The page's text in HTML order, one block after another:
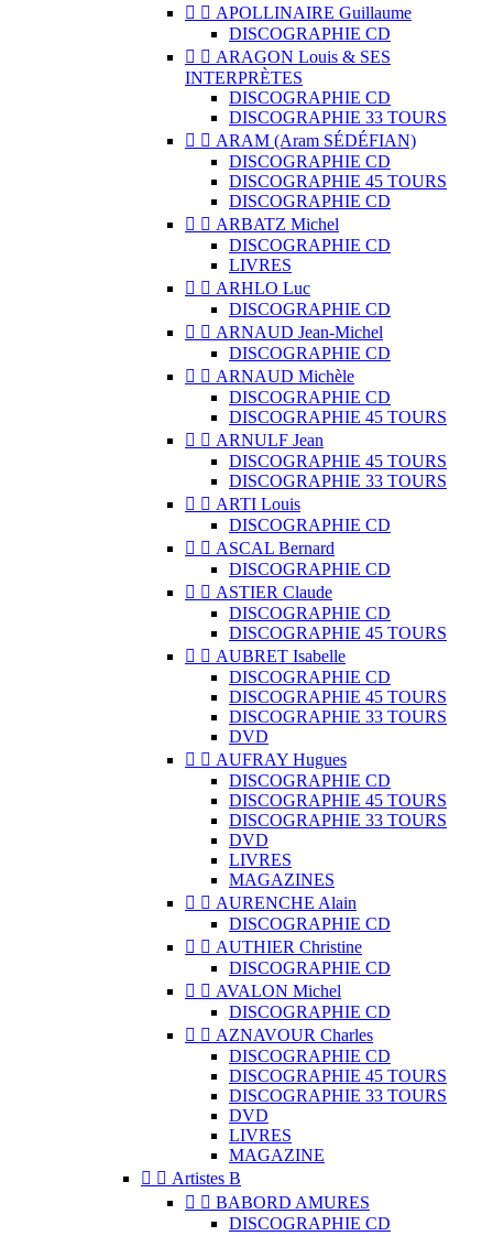
  APOLLINAIRE Guillaume
DISCOGRAPHIE CD
  ARAGON Louis & SES
INTERPRÈTES
DISCOGRAPHIE CD
DISCOGRAPHIE 33 TOURS
  ARAM (Aram SÉDÉFIAN)
DISCOGRAPHIE CD
DISCOGRAPHIE 45 TOURS
DISCOGRAPHIE CD
  ARBATZ Michel
DISCOGRAPHIE CD
LIVRES
  ARHLO Luc
DISCOGRAPHIE CD
  ARNAUD Jean-Michel
DISCOGRAPHIE CD
  ARNAUD Michèle
DISCOGRAPHIE CD
DISCOGRAPHIE 45 TOURS
  ARNULF Jean
DISCOGRAPHIE 45 TOURS
DISCOGRAPHIE 33 TOURS
  ARTI Louis
DISCOGRAPHIE CD
  ASCAL Bernard
DISCOGRAPHIE CD
  ASTIER Claude
DISCOGRAPHIE CD
DISCOGRAPHIE 45 TOURS
  AUBRET Isabelle
DISCOGRAPHIE CD
DISCOGRAPHIE 45 TOURS
DISCOGRAPHIE 33 TOURS
DVD
  AUFRAY Hugues
DISCOGRAPHIE CD
DISCOGRAPHIE 45 TOURS
DISCOGRAPHIE 33 TOURS
DVD
LIVRES
MAGAZINES
  AURENCHE Alain
DISCOGRAPHIE CD
  AUTHIER Christine
DISCOGRAPHIE CD
  AVALON Michel
DISCOGRAPHIE CD
  AZNAVOUR Charles
DISCOGRAPHIE CD
DISCOGRAPHIE 45 TOURS
DISCOGRAPHIE 33 TOURS
DVD
LIVRES
MAGAZINE
  Artistes B
  BABORD AMURES
DISCOGRAPHIE CD